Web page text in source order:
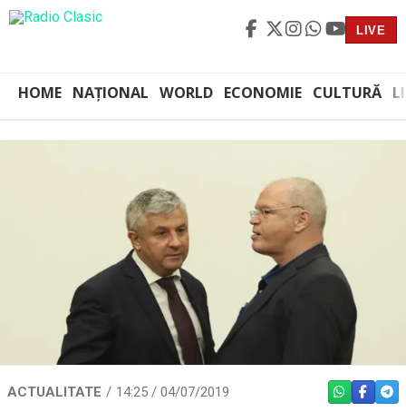
LIVE
HOME NAȚIONAL WORLD ECONOMIE CULTURĂ
ACTUALITATE 14:25 / 04/07/2019 WHATSAPP